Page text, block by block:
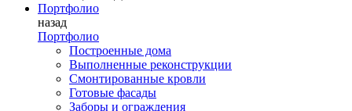
Портфолио
назад
Портфолио
Построенные дома
Выполненные реконструкции
Смонтированные кровли
Готовые фасады
Заборы и ограждения